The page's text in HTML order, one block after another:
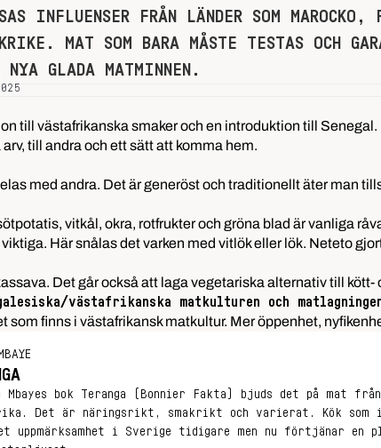
INFLUENSER FRÅN LÄNDER SOM MAROCKO,
MAT SOM BARA MÅSTE TESTAS OCH
NYA GLADA MATMINNEN.
till västafrikanska smaker och en introduktion till
till andra och ett sätt att komma hem.
med andra. Det är generöst och traditionellt äter man
vitkål, okra, rotfrukter och gröna blad är vanliga
Här snålas det varken med vitlök eller lök. Neteto
Det går också att laga vegetariska alternativ till
västafrikanska matkulturen och
finns i västafrikansk matkultur. Mer öppenhet,
Mbayes bok Teranga (Bonnier Fakta) bjuds det på mat från
Det är näringsrikt, smakrikt och varierat. Kök
uppmärksamhet i Sverige tidigare men nu förtjänar en